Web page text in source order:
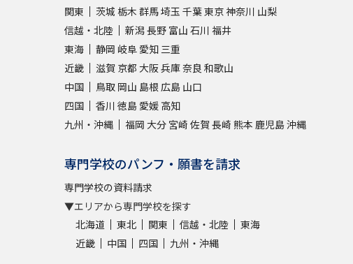
関東
茨城 栃木 群馬埼玉 千葉東京神奈川 山梨
信越・北陸
新潟長野 富山 石川 福井
東海
静岡 岐阜 愛知 三重
近畿
滋賀 京都 大阪兵庫奈良 和歌山
中国
鳥取 岡山 島根 広島 山口
四国
香川 徳島 愛媛 高知
九州・沖縄
福岡 大分 宮崎 佐賀 長崎 熊本 鹿児島沖縄
専門学校のパンフ・願書を請求
専門学校の資料請求
▼エリアから専門学校を探す
北海道
東北 関東 信越・北陸
東海
近畿
中国 四国 九州・沖縄